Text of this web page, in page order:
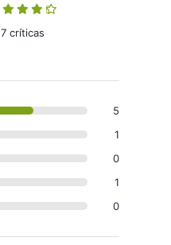
7 críticas
5
1
0
1
0